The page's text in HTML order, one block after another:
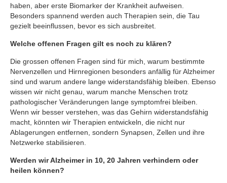
haben, aber erste Biomarker der Krankheit aufweisen.
Besonders spannend werden auch Therapien sein, die Tau
gezielt beeinflussen, bevor es sich ausbreitet.
Welche offenen Fragen gilt es noch zu klären?
Die grossen offenen Fragen sind für mich, warum bestimmte
Nervenzellen und Hirnregionen besonders anfällig für Alzheimer
sind und warum andere lange widerstandsfähig bleiben. Ebenso
wissen wir nicht genau, warum manche Menschen trotz
pathologischer Veränderungen lange symptomfrei bleiben.
Wenn wir besser verstehen, was das Gehirn widerstandsfähig
macht, könnten wir Therapien entwickeln, die nicht nur
Ablagerungen entfernen, sondern Synapsen, Zellen und ihre
Netzwerke stabilisieren.
Werden wir Alzheimer in 10, 20 Jahren verhindern oder
heilen können?